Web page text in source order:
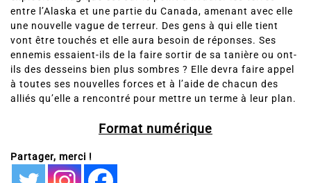
explosion magique est sur le point d’irradier les terres
entre l’Alaska et une partie du Canada, amenant avec elle
une nouvelle vague de terreur. Des gens à qui elle tient
vont être touchés et elle aura besoin de réponses. Ses
ennemis essaient-ils de la faire sortir de sa tanière ou ont-
ils des desseins bien plus sombres ? Elle devra faire appel
à toutes ses nouvelles forces et à l’aide de chacun des
Partager, merci !